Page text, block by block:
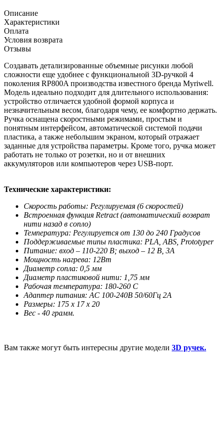
Описание
Характеристики
Оплата
Условия возврата
Отзывы
Создавать детализированные объемные рисунки любой
сложности еще удобнее с функциональной 3D-ручкой 4
поколения RP800A производства известного бренда Myriwell.
Модель идеально подходит для длительного использования:
устройство отличается удобной формой корпуса и
незначительным весом, благодаря чему, ее комфортно держать.
Ручка оснащена скоростными режимами, простым и
понятным интерфейсом, автоматической системой подачи
пластика, а также небольшим экраном, который отражает
заданные для устройства параметры. Кроме того, ручка может
работать не только от розетки, но и от внешних
аккумуляторов или компьютеров через USB-порт.
Технические характеристики:
Скорость работы: Регулируемая (6 скоростей)
Встроенная функция Retract (автоматический возврат
нити назад в сопло)
Температура: Регулируется от 130 до 240 Градусов
Поддерживаемые типы пластика: PLA, ABS, Prototyper
Питание: вход – 110-220 В; выход – 12 В, 3A
Мощность нагрева: 12Вт
Диаметр сопла: 0,5 мм
Диаметр пластиковой нити: 1,75 мм
Рабочая температура: 180-260 С
Адаптер питания: AC 100-240В 50/60Гц 2А
Размеры: 175 х 17 х 20
Вес - 40 грамм.
Вам также могут быть интересны другие модели 3D ручек.